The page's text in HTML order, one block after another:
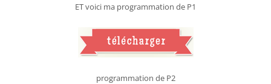
ET voici ma programmation de P1
programmation de P2